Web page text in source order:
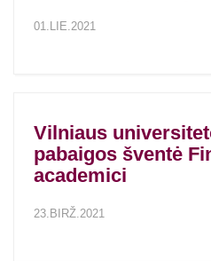
01.LIE.2021
Vilniaus
pabaigos šventė
academici
23.BIRŽ.2021